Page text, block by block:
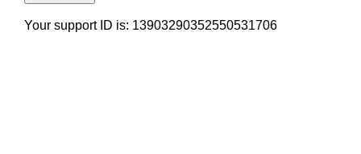
Your support ID is: 13903290352550531706